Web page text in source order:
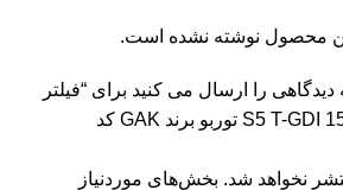
محصول نوشته نشده است.
دیدگاهی را ارسال می کنید برای “فیلتر
روغن اصلی جک S5 T-GDI 1500 توربو برند GAK کد
نخواهد شد. بخش‌های موردنیاز